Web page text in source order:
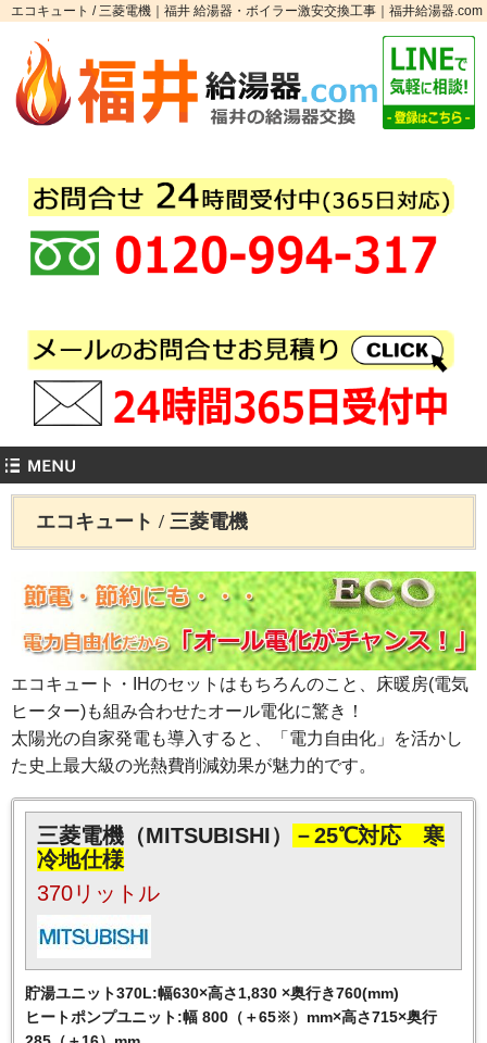
エコキュート / 三菱電機｜福井 給湯器・ボイラー激安交換工事｜福井給湯器.com
エコキュート / 三菱電機
エコキュート・IHのセットはもちろんのこと、床暖房(電気
ヒーター)も組み合わせたオール電化に驚き！
太陽光の自家発電も導入すると、「電力自由化」を活かし
た史上最大級の光熱費削減効果が魅力的です。
三菱電機（MITSUBISHI）
－25℃対応 寒
冷地仕様
370リットル
貯湯ユニット370L:幅630×高さ1,830 ×奥行き760(mm)
ヒートポンプユニット:幅 800（＋65※）mm×高さ715×奥行